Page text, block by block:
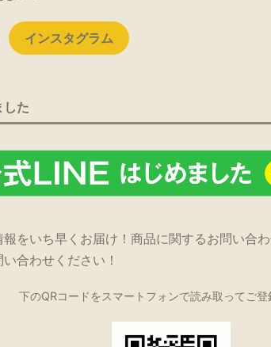
インスタグラム
した
をいち早くお届け！商品に関するお問い合
合わせください！
下のQRコードをスマートフォンで読み取ってご登